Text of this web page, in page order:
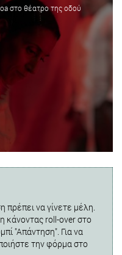
στο θέατρο της οδού
πρέπει να γίνετε μέλη.
κάνοντας roll-over στο
"Απάντηση". Για να
την φόρμα στο